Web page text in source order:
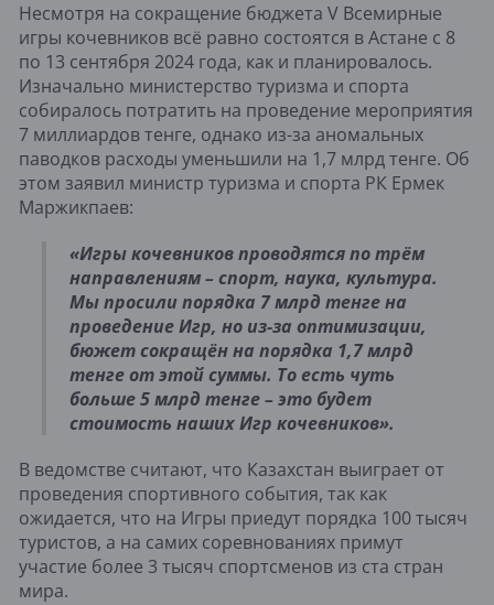
Несмотря на сокращение бюджета V Всемирные
игры кочевников всё равно состоятся в Астане с 8
по 13 сентября 2024 года, как и планировалось.
Изначально министерство туризма и спорта
собиралось потратить на проведение мероприятия
7 миллиардов тенге, однако из-за аномальных
паводков расходы уменьшили на 1,7 млрд тенге. Об
этом заявил министр туризма и спорта РК Ермек
Маржикпаев:
«Игры кочевников проводятся по трём
направлениям – спорт, наука, культура.
Мы просили порядка 7 млрд тенге на
проведение Игр, но из-за оптимизации,
бюжет сокращён на порядка 1,7 млрд
тенге от этой суммы. То есть чуть
больше 5 млрд тенге – это будет
стоимость наших Игр кочевников».
В ведомстве считают, что Казахстан выиграет от
проведения спортивного события, так как
ожидается, что на Игры приедут порядка 100 тысяч
туристов, а на самих соревнованиях примут
участие более 3 тысяч спортсменов из ста стран
мира.